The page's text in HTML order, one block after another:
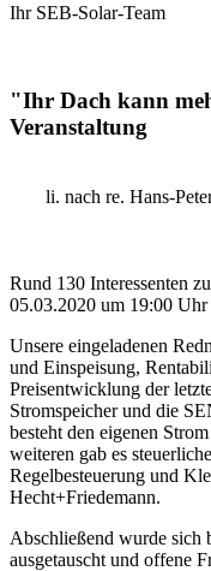
Ihr SEB-Solar-Team
"Ihr Dach kann
Veranstaltung
li. nach re. Hans-
Rund 130 Interessenten
05.03.2020 um 19:00
Unsere eingeladenen
und Einspeisung,
Preisentwicklung der
Stromspeicher und die
besteht den eigenen
weiteren gab es
Regelbesteuerung und
Hecht+Friedemann.
Abschließend wurde sich
ausgetauscht und offene